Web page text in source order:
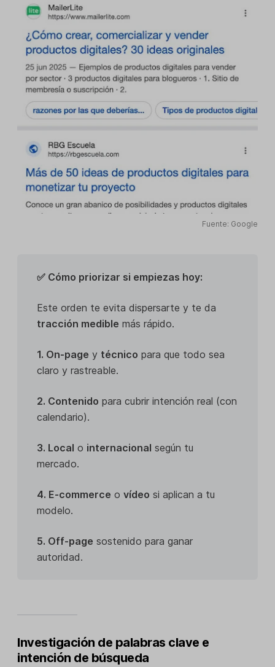
Fuente: Google
✅ Cómo priorizar si empiezas hoy:
Este orden te evita dispersarte y te da
tracción medible más rápido.
1. On-page y técnico para que todo sea
claro y rastreable.
2. Contenido para cubrir intención real (con
calendario).
3. Local o internacional según tu
mercado.
4. E-commerce o vídeo si aplican a tu
modelo.
5. Off-page sostenido para ganar
autoridad.
Investigación de palabras clave e
intención de búsqueda